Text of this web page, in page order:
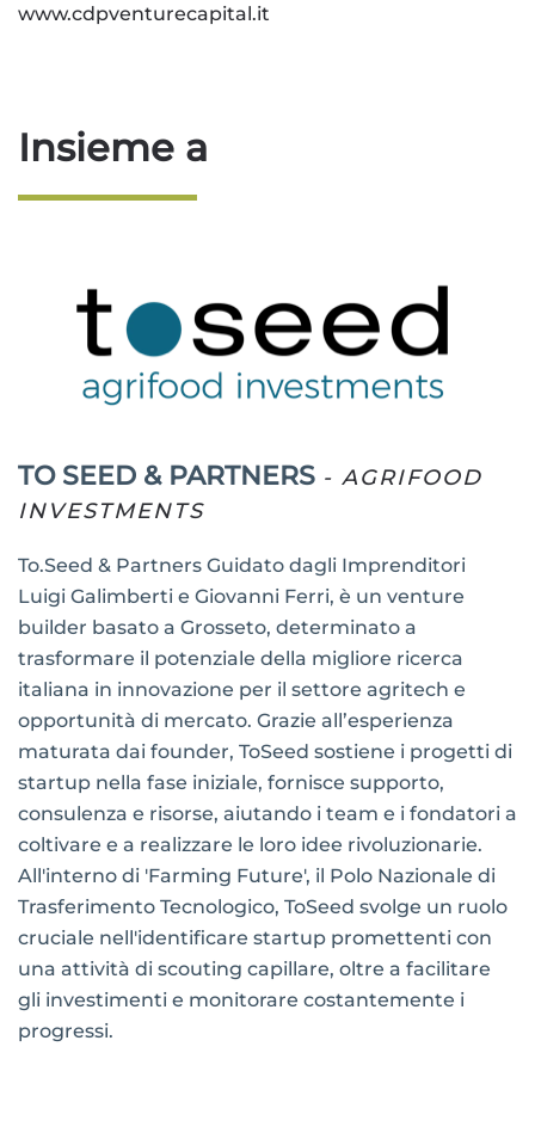
www.cdpventurecapital.it
Insieme a
TO SEED & PARTNERS - AGRIFOOD
INVESTMENTS
To.Seed & Partners Guidato dagli Imprenditori
Luigi Galimberti e Giovanni Ferri, è un venture
builder basato a Grosseto, determinato a
trasformare il potenziale della migliore ricerca
italiana in innovazione per il settore agritech e
opportunità di mercato. Grazie all’esperienza
maturata dai founder, ToSeed sostiene i progetti di
startup nella fase iniziale, fornisce supporto,
consulenza e risorse, aiutando i team e i fondatori a
coltivare e a realizzare le loro idee rivoluzionarie.
All'interno di 'Farming Future', il Polo Nazionale di
Trasferimento Tecnologico, ToSeed svolge un ruolo
cruciale nell'identificare startup promettenti con
una attività di scouting capillare, oltre a facilitare
gli investimenti e monitorare costantemente i
progressi.